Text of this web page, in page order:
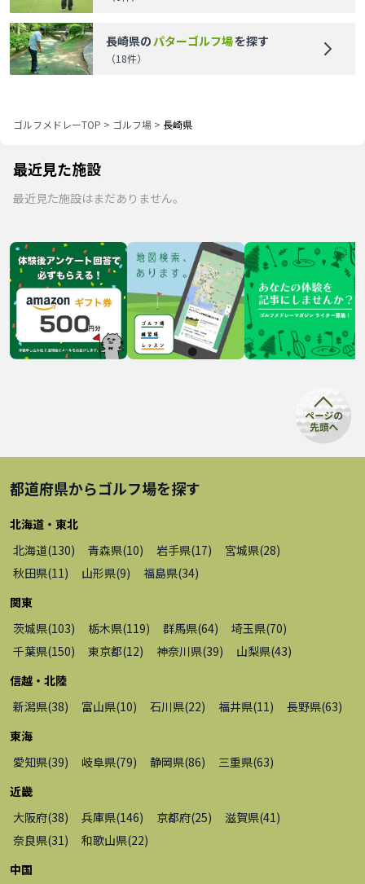
長崎県の パターゴルフ場を探す
（18件）
ゴルフメドレーTOP > ゴルフ場 > 長崎県
最近見た施設
最近見た施設はまだありません。
都道府県からゴルフ場を探す
北海道・東北
北海道(130) 青森県(10) 岩手県(17) 宮城県(28)
秋田県(11 ) 山形県(9) 福島県(34)
関東
茨城県(103) 栃木県(119) 群馬県(64) 埼玉県(70)
千葉県(150) 東京都(12) 神奈川県(39) 山梨県(43)
信越・北陸
新潟県(38) 富山県(10) 石川県(22) 福井県(11 ) 長野県(63)
東海
愛知県(39) 岐阜県(79) 静岡県(86) 三重県(63)
近畿
大阪府(38) 兵庫県(146) 京都府(25) 滋賀県(41 )
奈良県(31 ) 和歌山県(22)
中国